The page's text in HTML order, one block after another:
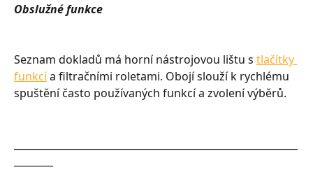
Obslužné funkce
Seznam dokladů má horní nástrojovou lištu s tlačítky
funkcí a filtračními roletami. Obojí slouží k rychlému
spuštění často používaných funkcí a zvolení výběrů.